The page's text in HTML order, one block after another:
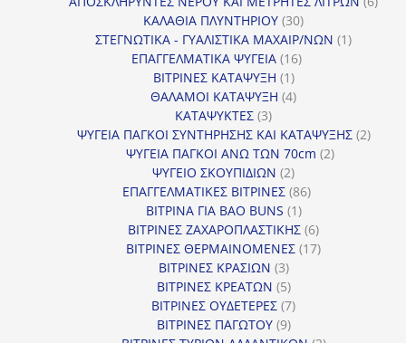
ΚΑΛΑΘΙΑ ΠΛΥΝΤΗΡΙΟΥ 3030
προϊόντα
ΣΤΕΓΝΩΤΙΚΑ - ΓΥΑΛΙΣΤΙΚΑ ΜΑΧΑΙΡ/ΝΩΝ 11
ΕΠΑΓΓΕΛΜΑΤΙΚΑ ΨΥΓΕΙΑ 1616
ΒΙΤΡΙΝΕΣ ΚΑΤΑΨΥΞΗ 11
προϊόν
ΘΑΛΑΜΟΙ ΚΑΤΑΨΥΞΗ 44
ΚΑΤΑΨΥΚΤΕΣ 33
προϊόντα
ΨΥΓΕΙΑ ΠΑΓΚΟΙ ΣΥΝΤΗΡΗΣΗΣ ΚΑΙ ΚΑΤΑΨΥΞΗΣ 22
ΨΥΓΕΙΑ ΠΑΓΚΟΙ ΑΝΩ ΤΩΝ 70cm 22
ΨΥΓΕΙΟ ΣΚΟΥΠΙΔΙΩΝ 22
προϊόντα
ΕΠΑΓΓΕΛΜΑΤΙΚΕΣ ΒΙΤΡΙΝΕΣ 8686
ΒΙΤΡΙΝΑ ΓΙΑ BAO BUNS 11
προϊόν
ΒΙΤΡΙΝΕΣ ΖΑΧΑΡΟΠΛΑΣΤΙΚΗΣ 66
προϊόντα
ΒΙΤΡΙΝΕΣ ΘΕΡΜΑΙΝΟΜΕΝΕΣ 1717
ΒΙΤΡΙΝΕΣ ΚΡΑΣΙΩΝ 33
προϊόντα
ΒΙΤΡΙΝΕΣ ΚΡΕΑΤΩΝ 55
προϊόντα
ΒΙΤΡΙΝΕΣ ΟΥΔΕΤΕΡΕΣ 77
ΒΙΤΡΙΝΕΣ ΠΑΓΩΤΟΥ 99